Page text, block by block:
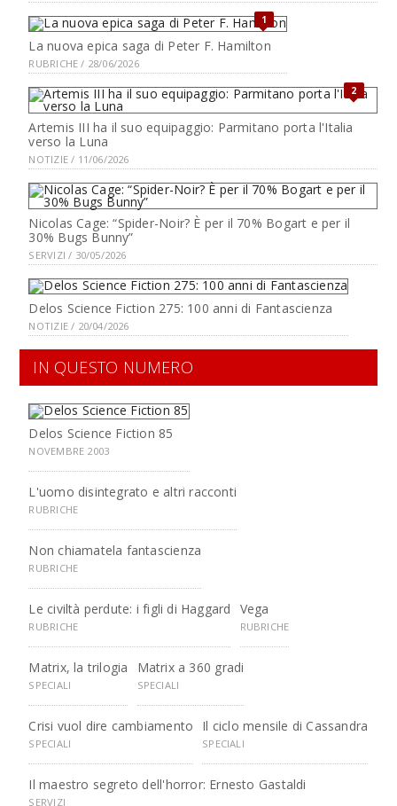
1
La nuova epica saga di Peter F. Hamilton
RUBRICHE / 28/06/2026
2
Artemis III ha il suo equipaggio: Parmitano porta l'Italia
verso la Luna
NOTIZIE / 11/06/2026
Nicolas Cage: “Spider-Noir? È per il 70% Bogart e per il
30% Bugs Bunny”
SERVIZI / 30/05/2026
Delos Science Fiction 275: 100 anni di Fantascienza
NOTIZIE / 20/04/2026
IN QUESTO NUMERO
Delos Science Fiction 85
NOVEMBRE 2003
L'uomo disintegrato e altri racconti
RUBRICHE
Non chiamatela fantascienza
RUBRICHE
Le civiltà perdute: i figli di Haggard
RUBRICHE
Vega
RUBRICHE
Matrix, la trilogia
SPECIALI
Matrix a 360 gradi
SPECIALI
Crisi vuol dire cambiamento
SPECIALI
Il ciclo mensile di Cassandra
SPECIALI
Il maestro segreto dell'horror: Ernesto Gastaldi
SERVIZI